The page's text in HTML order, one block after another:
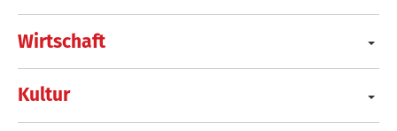
Wirtschaft
Kultur